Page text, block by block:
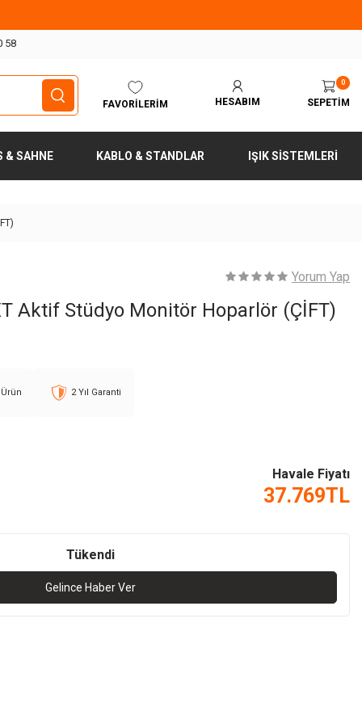
58
FAVORILERIM HESABIM
0
SEPETIM
& SAHNE KABLO & STANDLAR IŞIK SISTEMLERI
Yorum Yap
Aktif Stüdyo Monitör Hoparlör (ÇİFT)
2 Yıl Garanti
Havale Fiyatı
37.769TL
Tükendi
Gelince Haber Ver